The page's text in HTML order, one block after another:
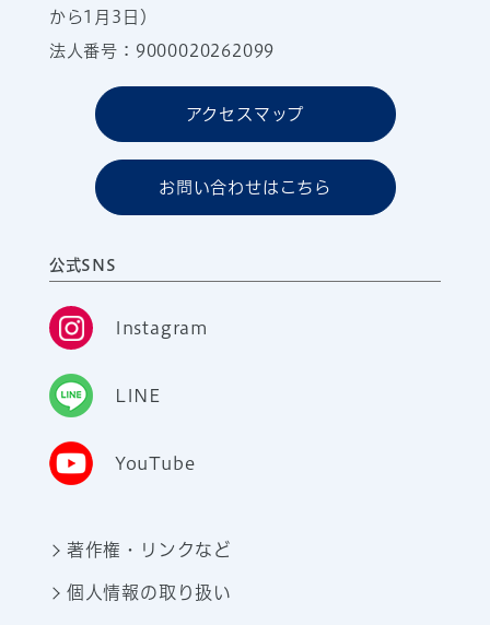
から1月3日）
法人番号：9000020262099
アクセスマップ
お問い合わせはこちら
公式SNS
Instagram
LINE
YouTube
著作権・リンクなど
個人情報の取り扱い